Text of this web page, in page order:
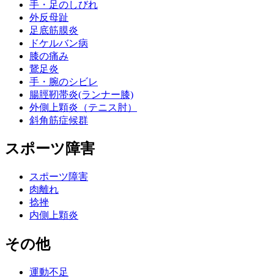
手・足のしびれ
外反母趾
足底筋膜炎
ドケルバン病
膝の痛み
鵞足炎
手・腕のシビレ
腸脛靭帯炎(ランナー膝)
外側上顆炎（テニス肘）
斜角筋症候群
スポーツ障害
スポーツ障害
肉離れ
捻挫
内側上顆炎
その他
運動不足